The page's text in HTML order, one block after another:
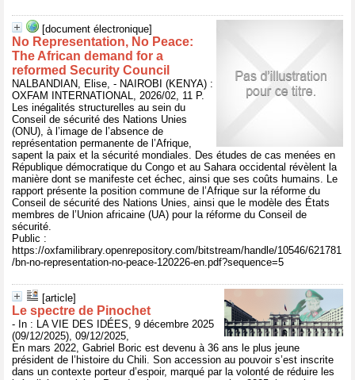
[document électronique]
No Representation, No Peace:
The African demand for a
reformed Security Council
NALBANDIAN, Elise, - NAIROBI (KENYA) :
OXFAM INTERNATIONAL, 2026/02, 11 P.
Les inégalités structurelles au sein du
Conseil de sécurité des Nations Unies
(ONU), à l’image de l’absence de
représentation permanente de l’Afrique,
sapent la paix et la sécurité mondiales. Des études de cas menées en
République démocratique du Congo et au Sahara occidental révèlent la
manière dont se manifeste cet échec, ainsi que ses coûts humains. Le
rapport présente la position commune de l’Afrique sur la réforme du
Conseil de sécurité des Nations Unies, ainsi que le modèle des États
membres de l’Union africaine (UA) pour la réforme du Conseil de
sécurité.
Public :
https://oxfamilibrary.openrepository.com/bitstream/handle/10546/621781
/bn-no-representation-no-peace-120226-en.pdf?sequence=5
[article]
Le spectre de Pinochet
- In : LA VIE DES IDÉES, 9 décembre 2025
(09/12/2025), 09/12/2025,
En mars 2022, Gabriel Boric est devenu à 36 ans le plus jeune
président de l’histoire du Chili. Son accession au pouvoir s’est inscrite
dans un contexte porteur d’espoir, marqué par la volonté de réduire les